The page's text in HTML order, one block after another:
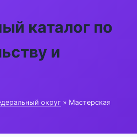
каталог по
и
округ » Мастерская